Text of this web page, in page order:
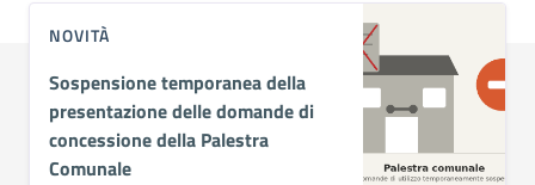
NOVITÀ
Sospensione temporanea della
presentazione delle domande di
concessione della Palestra
Comunale